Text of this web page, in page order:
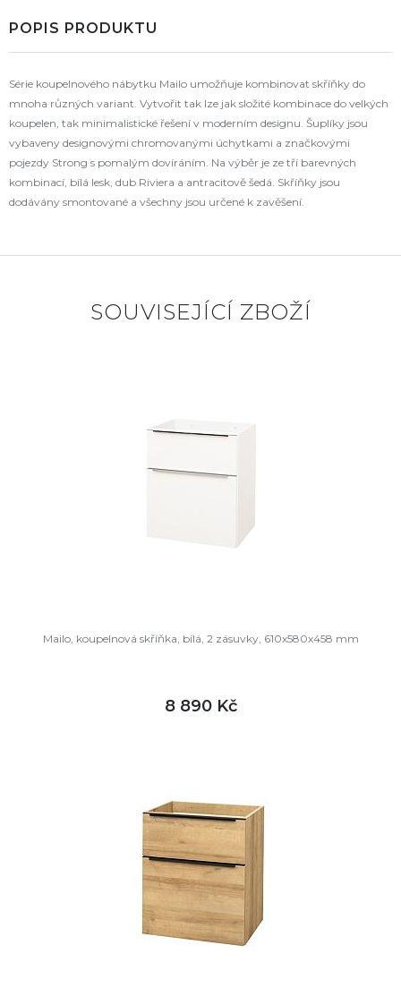
POPIS PRODUKTU
Série koupelnového nábytku Mailo umožňuje kombinovat skříňky do
mnoha různých variant. Vytvořit tak lze jak složité kombinace do velkých
koupelen, tak minimalistické řešení v moderním designu. Šuplíky jsou
vybaveny designovými chromovanými úchytkami a značkovými
pojezdy Strong s pomalým dovíráním. Na výběr je ze tří barevných
kombinací, bílá lesk, dub Riviera a antracitově šedá. Skříňky jsou
dodávány smontované a všechny jsou určené k zavěšení.
SOUVISEJÍCÍ ZBOŽÍ
Mailo, koupelnová skříňka, bílá, 2 zásuvky, 610x580x458 mm
8 890 Kč